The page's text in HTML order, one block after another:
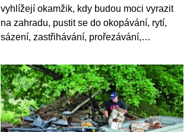
vyhlížejí okamžik, kdy budou moci vyrazit
na zahradu, pustit se do okopávání, rytí,
sázení, zastřihávání, prořezávání,…